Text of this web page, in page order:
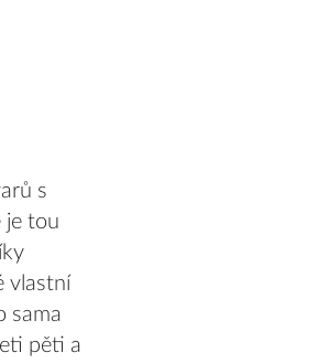
s
je tou
vlastní
sama
pěti a